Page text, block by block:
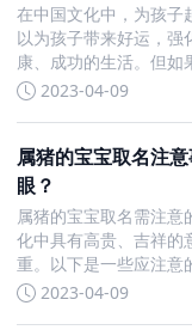
在中国文化中，为孩子
以为孩子带来好运，强
康、成功的生活。但如
起名的原则有很多，包
2023-04-09
属猪的宝宝取名注
眼？
属猪的宝宝取名需注
化中具有高贵、吉祥的
重。以下是一些应注意
脚，脚的健康决定了猪
2023-04-09